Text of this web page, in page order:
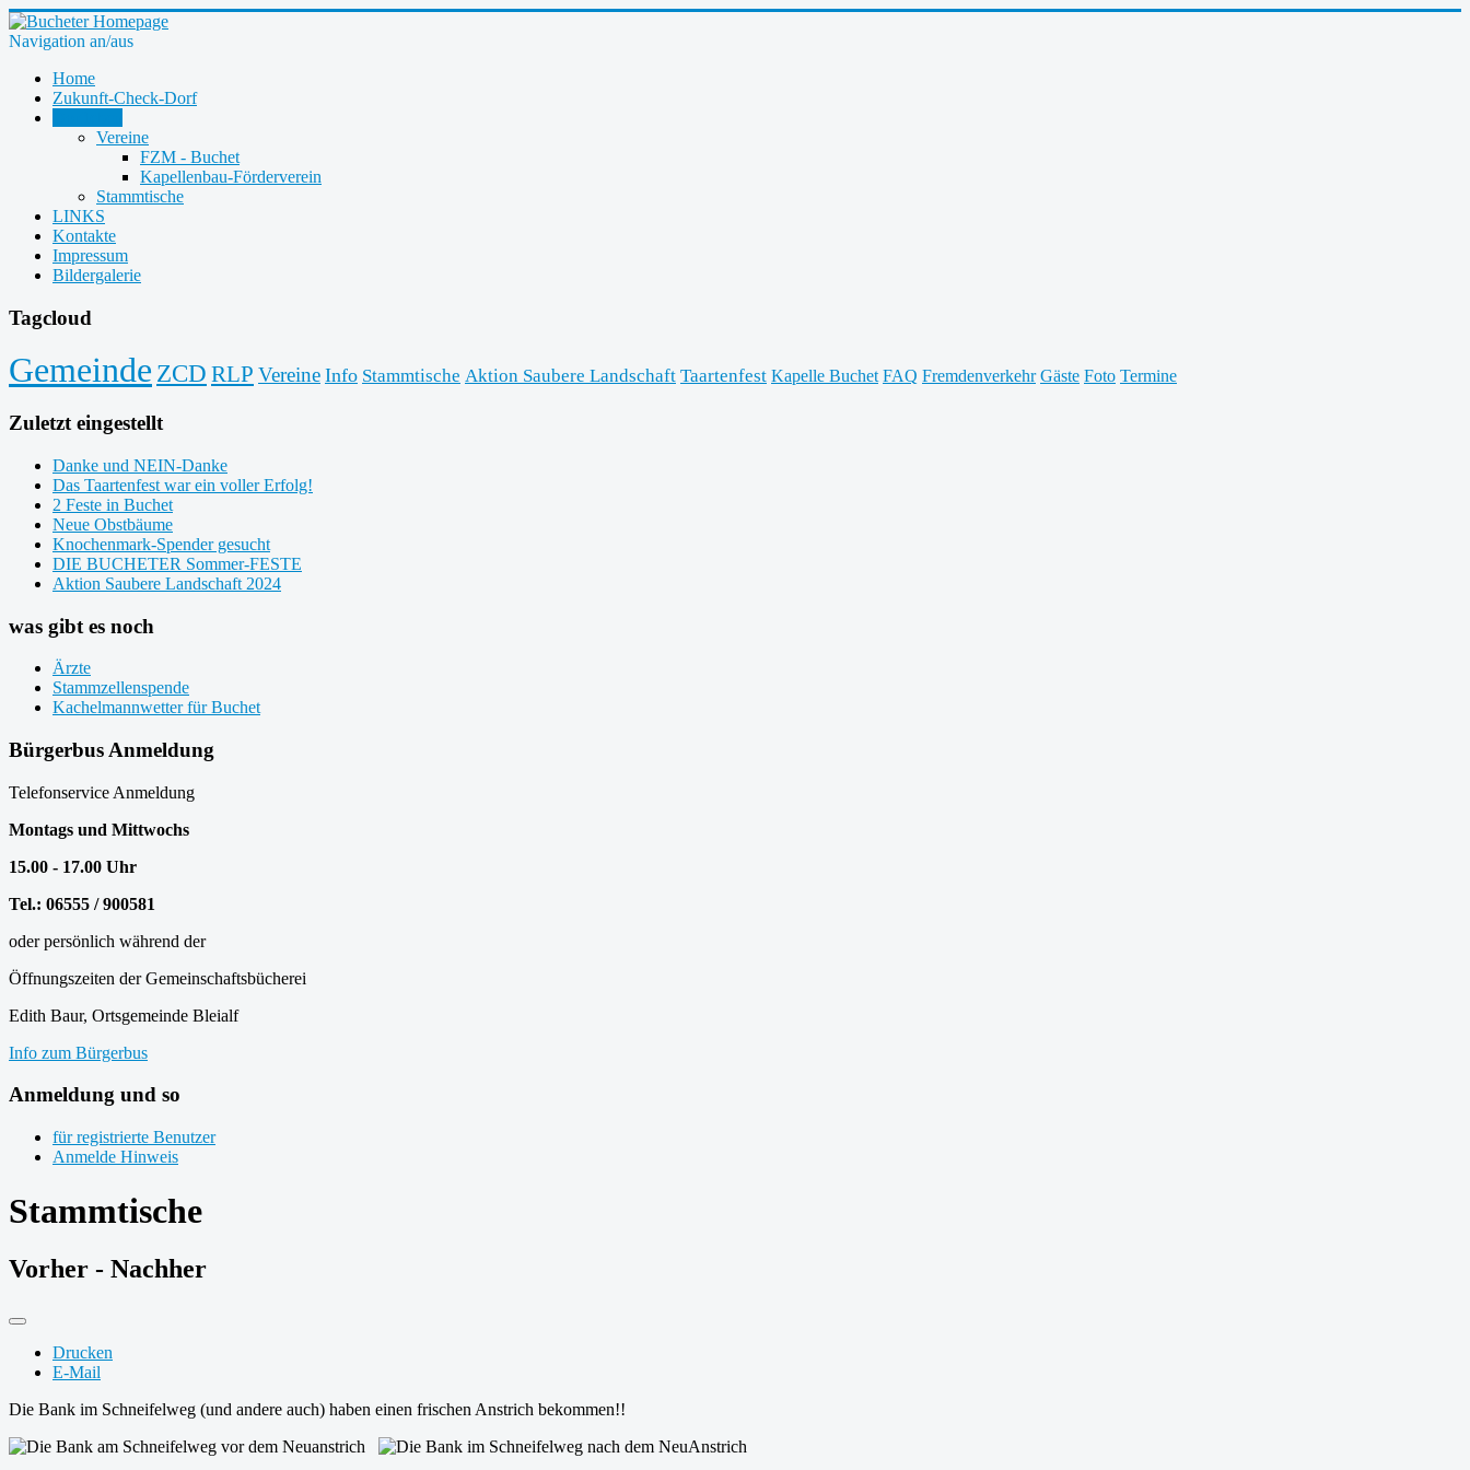
Navigation an/aus
Home
Zukunft-Check-Dorf
Vereine
FZM - Buchet
Kapellenbau-Förderverein
Stammtische
LINKS
Kontakte
Impressum
Bildergalerie
Tagcloud
Gemeinde ZCD RLP Vereine Info Stammtische Aktion Saubere Landschaft Taartenfest Kapelle Buchet FAQ Fremdenverkehr Gäste Foto Termine
Zuletzt eingestellt
Danke und NEIN-Danke
Das Taartenfest war ein voller Erfolg!
2 Feste in Buchet
Neue Obstbäume
Knochenmark-Spender gesucht
DIE BUCHETER Sommer-FESTE
Aktion Saubere Landschaft 2024
was gibt es noch
Ärzte
Stammzellenspende
Kachelmannwetter für Buchet
Bürgerbus Anmeldung
Telefonservice Anmeldung
Montags und Mittwochs
15.00 - 17.00 Uhr
Tel.: 06555 / 900581
oder persönlich während der
Öffnungszeiten der Gemeinschaftsbücherei
Edith Baur, Ortsgemeinde Bleialf
Info zum Bürgerbus
Anmeldung und so
für registrierte Benutzer
Anmelde Hinweis
Stammtische
Vorher - Nachher
Drucken
E-Mail
Die Bank im Schneifelweg (und andere auch) haben einen frischen Anstrich bekommen!!